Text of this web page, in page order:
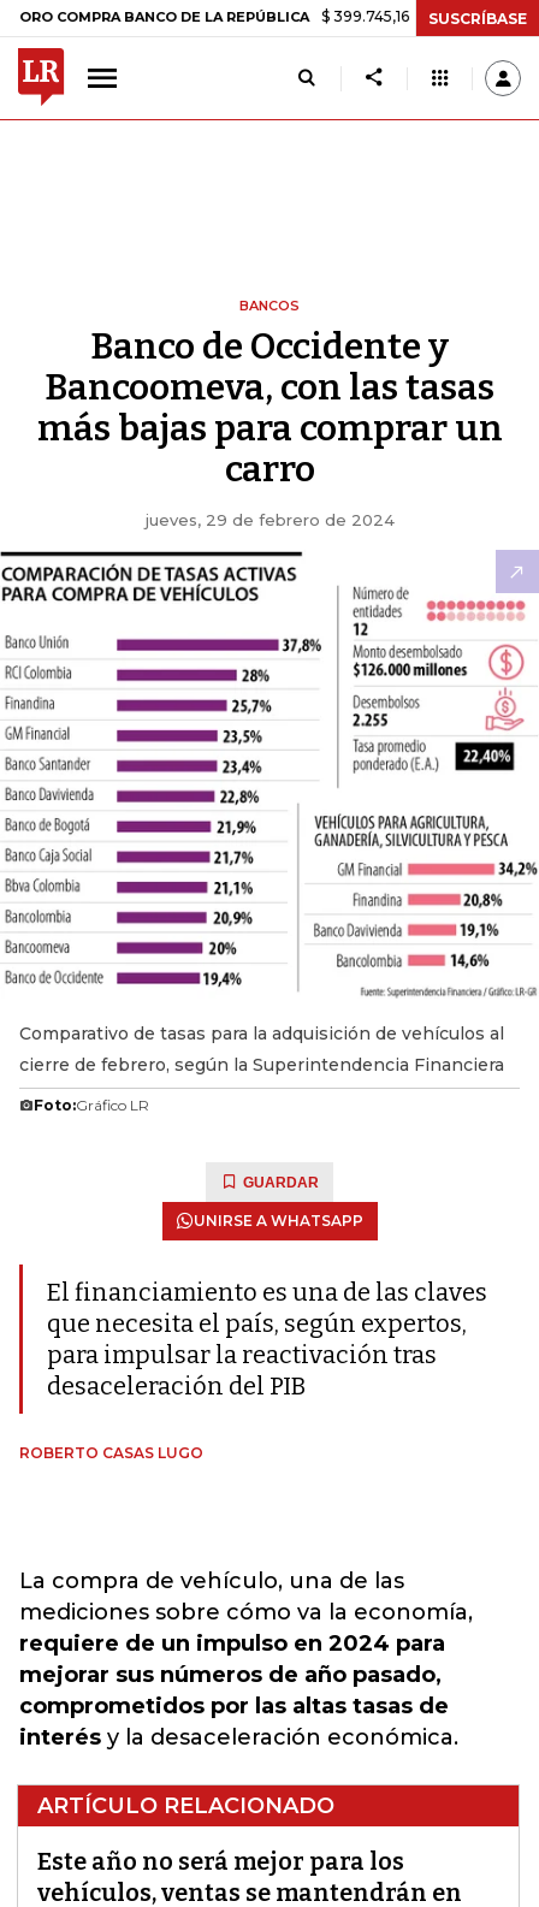
COMPRA BANCO DE LA REPÚBLICA $ 399.745,16 +$ 2.295,71 +0,58%
SUSCRÍBASE
BANCOS
Banco de Occidente y
Bancoomeva, con las tasas
más bajas para comprar un
carro
jueves, 29 de febrero de 2024
Comparativo de tasas para la adquisición de vehículos al
cierre de febrero, según la Superintendencia Financiera
Foto:Gráfico LR
GUARDAR
UNIRSE A WHATSAPP
El financiamiento es una de las claves
que necesita el país, según expertos,
para impulsar la reactivación tras
desaceleración del PIB
ROBERTO CASAS LUGO
La compra de vehículo, una de las
mediciones sobre cómo va la economía,
requiere de un impulso en 2024 para
mejorar sus números de año pasado,
comprometidos por las altas tasas de
interés y la desaceleración económica.
ARTÍCULO RELACIONADO
Este año no será mejor para los
vehículos, ventas se mantendrán en